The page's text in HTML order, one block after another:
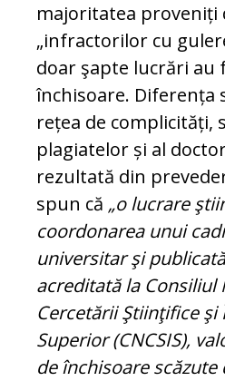
majoritatea proveniți
„infractorilor cu
doar şapte lucrări au
închisoare. Di­ferența
rețea de com­pli­ci­tăți,
plagiatelor și al
rezultată din
spun că „o lucrare
coordonarea unui
univer­sitar şi
acreditată la Con­siliul
Cercetării Ştiinţifice
Superior (CNCSIS),
de închisoare scăzute